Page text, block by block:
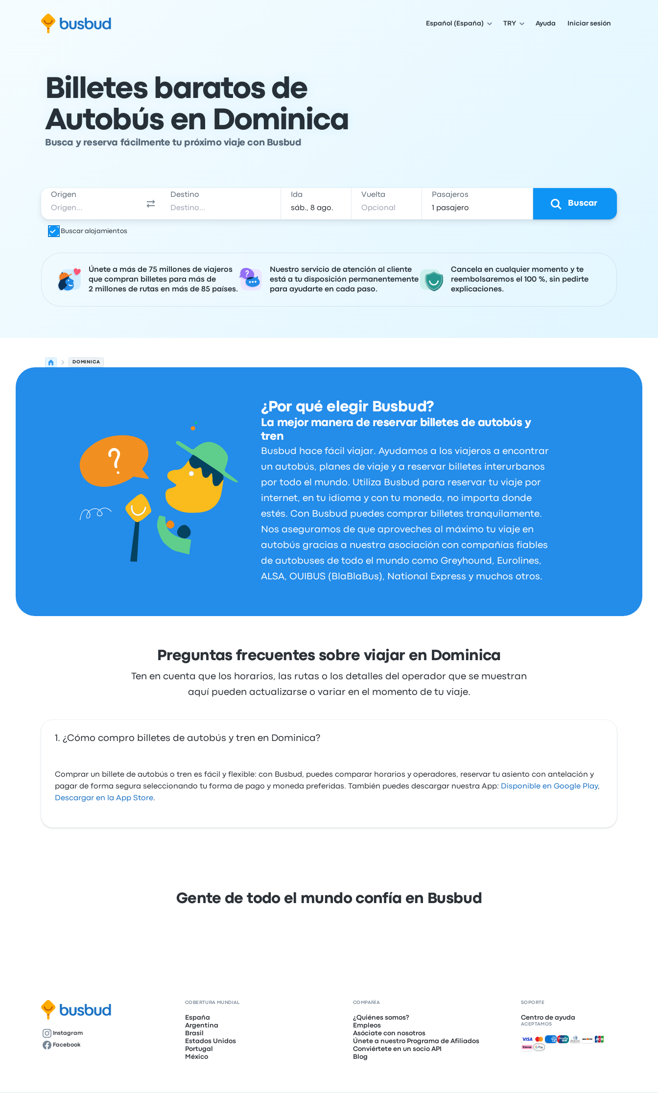
formulario de búsqueda
Saltar al contenido
Ir al pie de página
Español (España) TRY Ayuda Iniciar sesión
Billetes baratos de
Autobús en Dominica
Busca y reserva fácilmente tu próximo viaje con Busbud
Origen Destino Ida Vuelta Pasajeros
Buscar
Buscar alojamientos
Únete a más de 75 millones de viajeros
que compran billetes para más de
2 millones de rutas en más de 85 países.
Nuestro servicio de atención al cliente
está a tu disposición permanentemente
para ayudarte en cada paso.
Cancela en cualquier momento y te
reembolsaremos el 100 %, sin pedirte
explicaciones.
DOMINICA
¿Por qué elegir Busbud?
La mejor manera de reservar billetes de autobús y
tren
Busbud hace fácil viajar. Ayudamos a los viajeros a encontrar
un autobús, planes de viaje y a reservar billetes interurbanos
por todo el mundo. Utiliza Busbud para reservar tu viaje por
internet, en tu idioma y con tu moneda, no importa donde
estés. Con Busbud puedes comprar billetes tranquilamente.
Nos aseguramos de que aproveches al máximo tu viaje en
autobús gracias a nuestra asociación con compañías fiables
de autobuses de todo el mundo como Greyhound, Eurolines,
ALSA, OUIBUS (BlaBlaBus), National Express y muchos otros.
Preguntas frecuentes sobre viajar en Dominica
Ten en cuenta que los horarios, las rutas o los detalles del operador que se muestran
aquí pueden actualizarse o variar en el momento de tu viaje.
¿Cómo compro billetes de autobús y tren en Dominica?
Comprar un billete de autobús o tren es fácil y flexible: con Busbud, puedes comparar horarios y operadores, reservar tu asiento con antelación y
pagar de forma segura seleccionando tu forma de pago y moneda preferidas. También puedes descargar nuestra App: Disponible en Google Play,
Descargar en la App Store.
Gente de todo el mundo confía en Busbud
Instagram
Facebook
COBERTURA MUNDIAL
España
Argentina
Brasil
Estados Unidos
Portugal
México
COMPAÑÍA
¿Quiénes somos?
Empleos
Asóciate con nosotros
Únete a nuestro Programa de Afiliados
Conviértete en un socio API
Blog
SOPORTE
Centro de ayuda
ACEPTAMOS
Pagos aceptados